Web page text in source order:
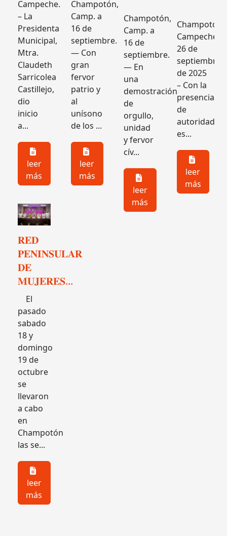
Campeche.
– La
Presidenta
Municipal,
Mtra.
Claudeth
Sarricolea
Castillejo,
dio
inicio
a...
leer
más
𝐑𝐄𝐃
𝐏𝐄𝐍𝐈𝐍𝐒𝐔𝐋𝐀𝐑
𝐃𝐄
𝐌𝐔𝐉𝐄𝐑𝐄𝐒...
El
pasado
sabado
18 y
domingo
19 de
octubre
se
llevaron
a cabo
en
Champotón
las se...
leer
más
Champotón,
Camp. a
16 de
septiembre.
— Con
gran
fervor
patrio y
al
unísono
de los ...
leer
más
Champotón,
Camp. a
16 de
septiembre.
— En
una
demostración
de
orgullo,
unidad
y fervor
cív...
leer
más
Champotón,
Campeche;
26 de
septiembre
de 2025
– Con la
presencia
de
autoridades
es...
leer
más